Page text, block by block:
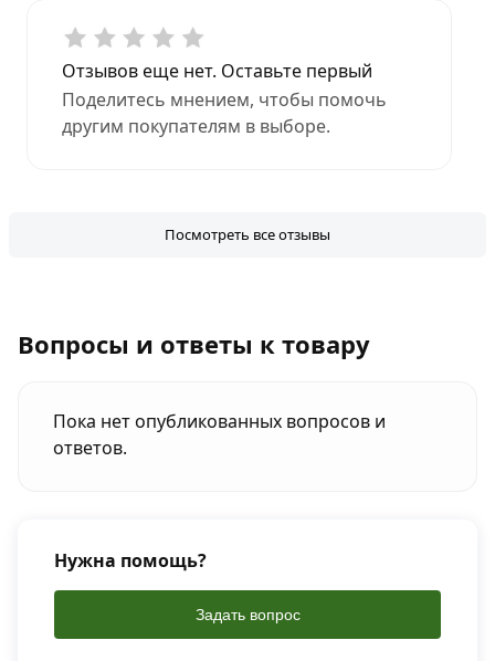
Отзывов еще нет. Оставьте первый
Поделитесь мнением, чтобы помочь
другим покупателям в выборе.
Посмотреть все отзывы
Вопросы и ответы к товару
Пока нет опубликованных вопросов и
ответов.
Нужна помощь?
Задать вопрос